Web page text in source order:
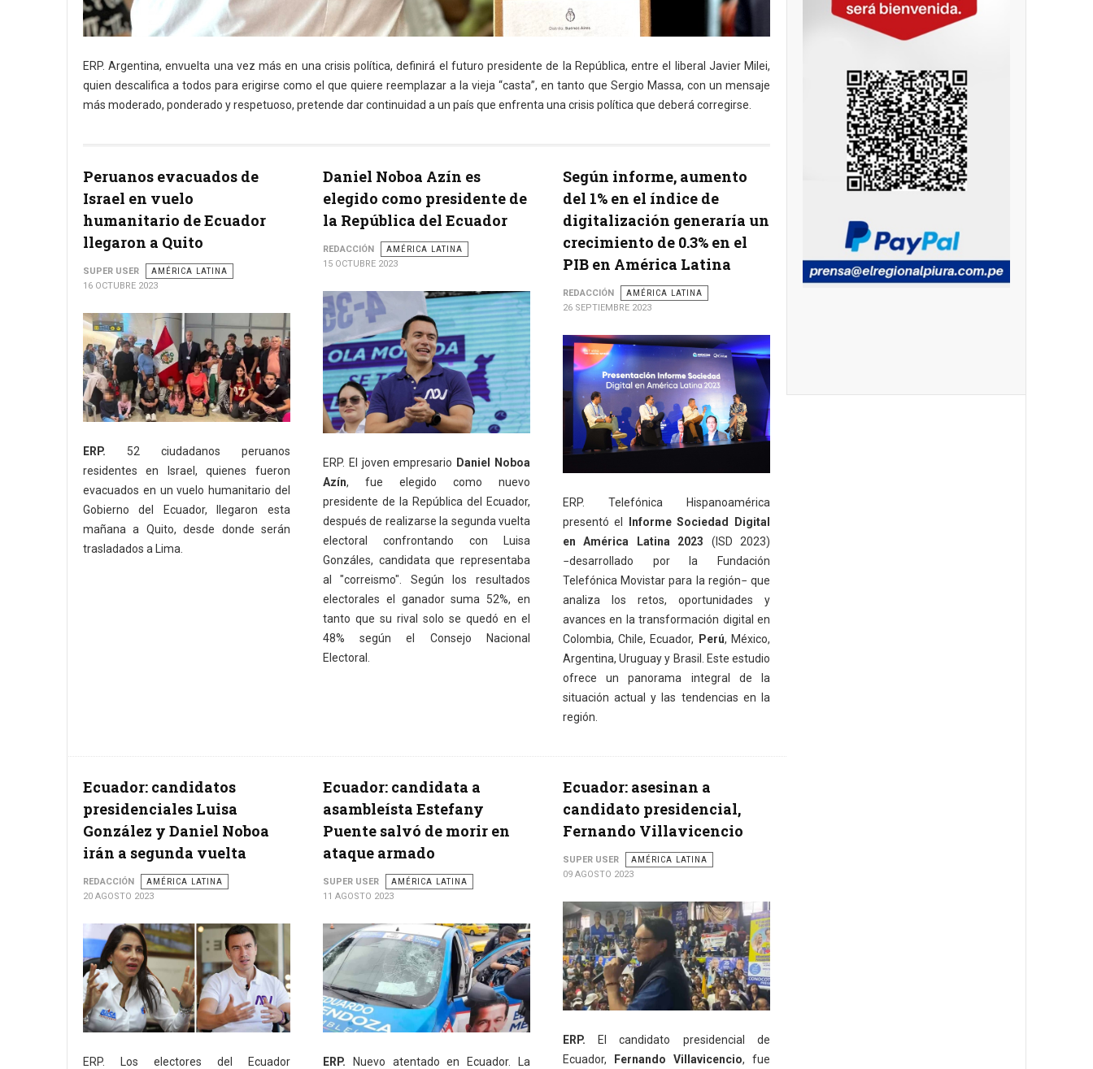
ERP. Argentina, envuelta una vez más en una crisis política, definirá el futuro presidente de la República, entre el liberal Javier Milei,
quien descalifica a todos para erigirse como el que quiere reemplazar a la vieja “casta”, en tanto que Sergio Massa, con un mensaje
más moderado, ponderado y respetuoso, pretende dar continuidad a un país que enfrenta una crisis política que deberá corregirse.
Peruanos evacuados de
Israel en vuelo
humanitario de Ecuador
llegaron a Quito
SUPER USER
AMÉRICA LATINA
16 OCTUBRE 2023
ERP. 52 ciudadanos peruanos
residentes en Israel, quienes fueron
evacuados en un vuelo humanitario del
Gobierno del Ecuador, llegaron esta
mañana a Quito, desde donde serán
trasladados a Lima.
Daniel Noboa Azín es
elegido como presidente de
la República del Ecuador
REDACCIÓN
AMÉRICA LATINA
15 OCTUBRE 2023
ERP. El joven empresario Daniel Noboa
Azín, fue elegido como nuevo
presidente de la República del Ecuador,
después de realizarse la segunda vuelta
electoral confrontando con Luisa
Gonzáles, candidata que representaba
al "correismo". Según los resultados
electorales el ganador suma 52%, en
tanto que su rival solo se quedó en el
48% según el Consejo Nacional
Electoral.
Según informe, aumento
del 1% en el índice de
digitalización generaría un
crecimiento de 0.3% en el
PIB en América Latina
REDACCIÓN
AMÉRICA LATINA
26 SEPTIEMBRE 2023
ERP. Telefónica Hispanoamérica
presentó el
Informe Sociedad Digital
en América Latina 2023 (ISD 2023)
−desarrollado por la Fundación
Telefónica Movistar para la región− que
analiza los retos, oportunidades y
avances en la transformación digital en
Colombia, Chile, Ecuador,
Perú, México,
Argentina, Uruguay y Brasil. Este estudio
ofrece un panorama integral de la
situación actual y las tendencias en la
región.
Ecuador: candidatos
presidenciales Luisa
González y Daniel Noboa
irán a segunda vuelta
REDACCIÓN
AMÉRICA LATINA
20 AGOSTO 2023
ERP. Los electores del Ecuador
Ecuador: candidata a
asambleísta Estefany
Puente salvó de morir en
ataque armado
SUPER USER
AMÉRICA LATINA
11 AGOSTO 2023
ERP. Nuevo atentado en Ecuador. La
Ecuador: asesinan a
candidato presidencial,
Fernando Villavicencio
SUPER USER
AMÉRICA LATINA
09 AGOSTO 2023
ERP. El candidato presidencial de
Ecuador, Fernando Villavicencio, fue